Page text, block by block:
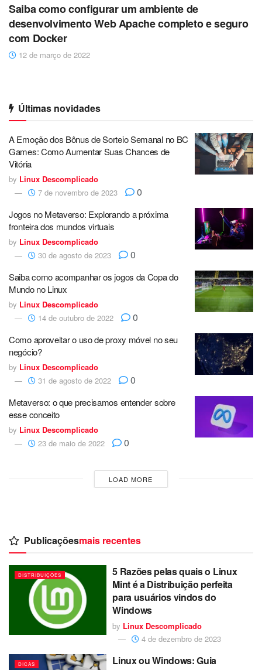
Saiba como configurar um ambiente de
desenvolvimento Web Apache completo e seguro
com Docker
12 de março de 2022
Últimas novidades
A Emoção dos Bônus de Sorteio Semanal no BC
Games: Como Aumentar Suas Chances de
Vitória
by Linux Descomplicado
7 de novembro de 2023
0
Jogos no Metaverso: Explorando a próxima
fronteira dos mundos virtuais
by Linux Descomplicado
30 de agosto de 2023
0
Saiba como acompanhar os jogos da Copa do
Mundo no Linux
by Linux Descomplicado
14 de outubro de 2022
0
Como aproveitar o uso de proxy móvel no seu
negócio?
by Linux Descomplicado
31 de agosto de 2022
0
Metaverso: o que precisamos entender sobre
esse conceito
by Linux Descomplicado
23 de maio de 2022
0
LOAD MORE
Publicaçõesmais recentes
DISTRIBUIÇÕES
5 Razões pelas quais o Linux
Mint é a Distribuição perfeita
para usuários vindos do
Windows
by Linux Descomplicado
4 de dezembro de 2023
DICAS
Linux ou Windows: Guia